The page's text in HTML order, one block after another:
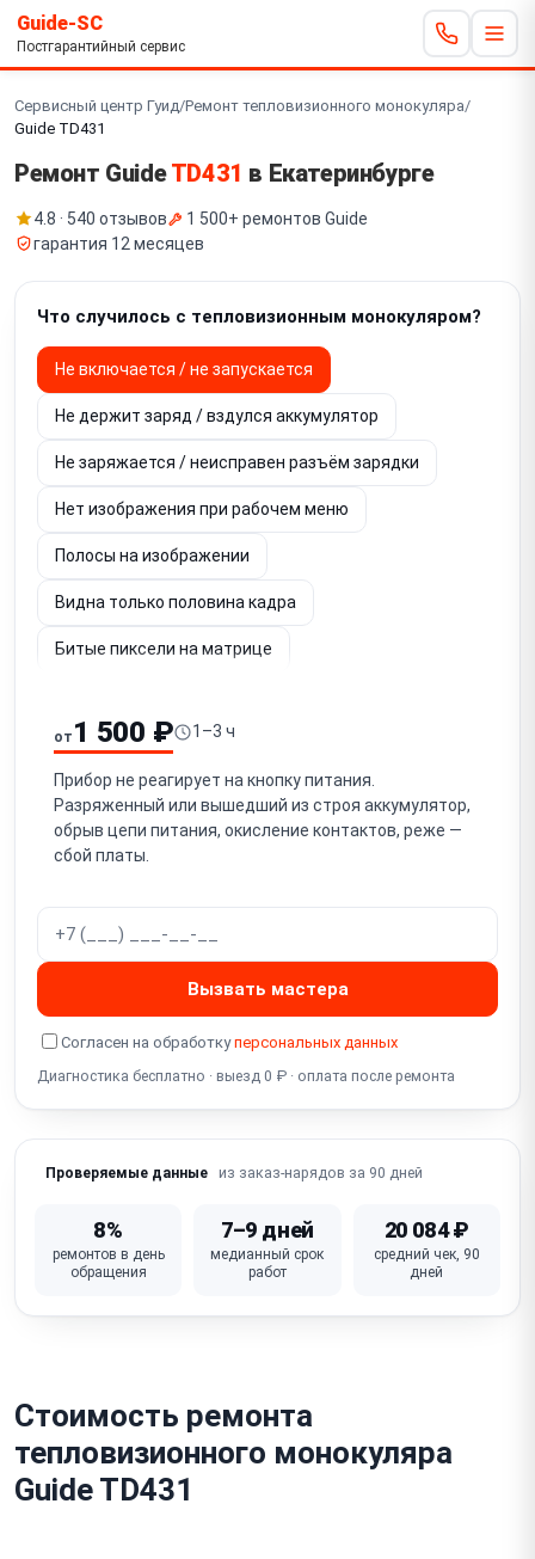
Guide-SC
Постгарантийный сервис
Сервисный центр Гуид/Ремонт тепловизионного монокуляра/
Guide TD431
Ремонт GuideTD431 в Екатеринбурге
4.8 · 540 отзывов
1 500+ ремонтов Guide
гарантия 12 месяцев
Что случилось с тепловизионным монокуляром?
Не включается / не запускается
Не держит заряд / вздулся аккумулятор
Не заряжается / неисправен разъём зарядки
Нет изображения при рабочем меню
Полосы на изображении
Видна только половина кадра
Битые пиксели на матрице
Не работает энкодер / кнопки управления
Заклинило кольцо фокусировки / не фокусируется
Не регулируется диоптрийная подстройка окуляра
Повреждение объектива (германиевой линзы)
Не работает Wi-Fi / стриминг
Не работает встроенный дальномер
Сломана кнопка / крышка объектива
от 1 500 ₽ 1–3 ч
Прибор не реагирует на кнопку питания.
Разряженный или вышедший из строя аккумулятор,
обрыв цепи питания, окисление контактов, реже —
сбой платы.
Вызвать мастера
Согласен на обработкуперсональных данных
Диагностика бесплатно · выезд 0 ₽ · оплата после ремонта
Проверяемые данные из заказ-нарядов за 90 дней
8%
ремонтов в день
обращения
7–9 дней
медианный срок
работ
20 084 ₽
средний чек, 90
дней
Стоимость ремонта
тепловизионного монокуляра
Guide TD431